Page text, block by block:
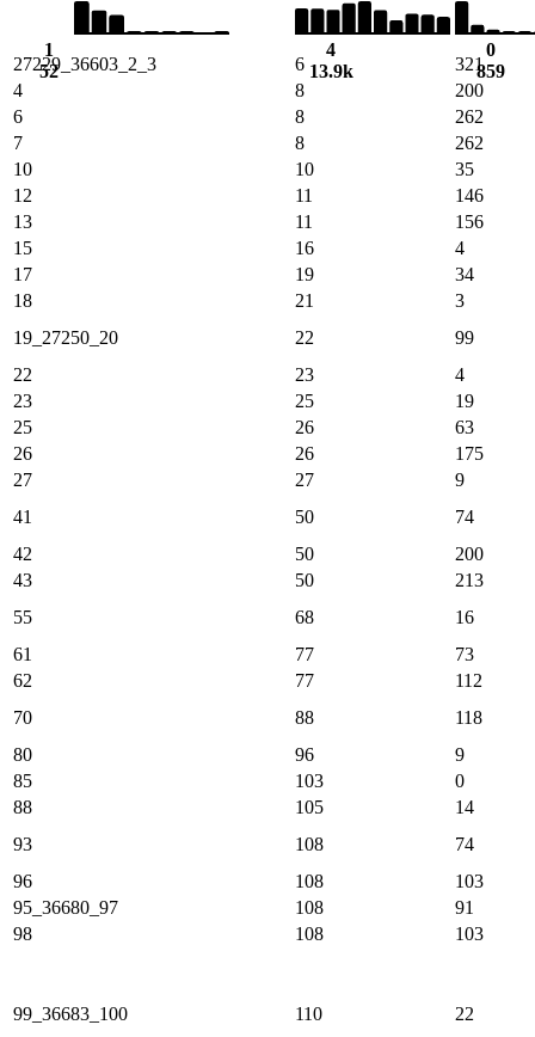
1
52
4
13.9k
0
859
27229_36603_2_3 6
321
4
8
200
6
8
262
7
8
262
10
10
35
12
11
146
13
11
156
15
16
4
17
19
34
18
21
3
19_27250_20
22
99
22
23
4
23
25
19
25
26
63
26
26
175
27
27
9
41
50
74
42
50
200
43
50
213
55
68
16
61
77
73
62
77
112
70
88
118
80
96
9
85
103
0
88
105
14
93
108
74
96
108
103
95_36680_97
108
91
98
108 103
99_36683_100 110 22